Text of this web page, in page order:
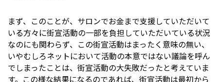
まず、このことが、サロンでお金まで支援していただいて
いる方々に街宣活動の一部を負担していただいている状況
なのにも関わらず、この街宣活動はまったく意味の無い、
いやむしろネットにおいて活動の本意ではない議論を呼ん
でしまったことは、街宣活動の大失敗だったと考えていま
す。この様な結果になるのであれば、街宣活動は最初から